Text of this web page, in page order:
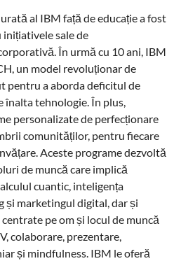
al IBM față de educație a fost
sale de
În urmă cu 10 ani, IBM
un model revoluționar de
pentru a aborda deficitul de
înalta tehnologie. În plus,
personalizate de perfecționare
comunităților, pentru fiecare
Aceste programe dezvoltă
de muncă care implică
cuantic, inteligența
și marketingul digital, dar și
pe om și locul de muncă
colaborare, prezentare,
și mindfulness. IBM le oferă